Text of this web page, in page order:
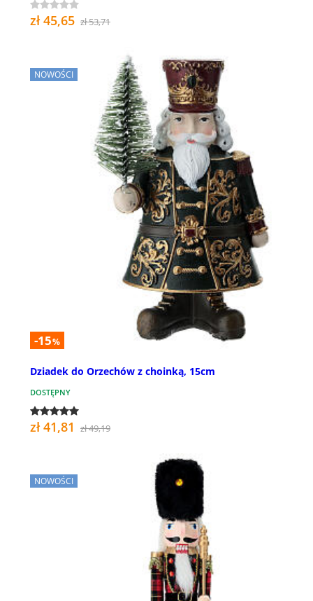
zł 45,65 zł 53,71
NOWOŚCI
-15%
Dziadek do Orzechów z choinką, 15cm
DOSTĘPNY
zł 41,81 zł 49,19
NOWOŚCI